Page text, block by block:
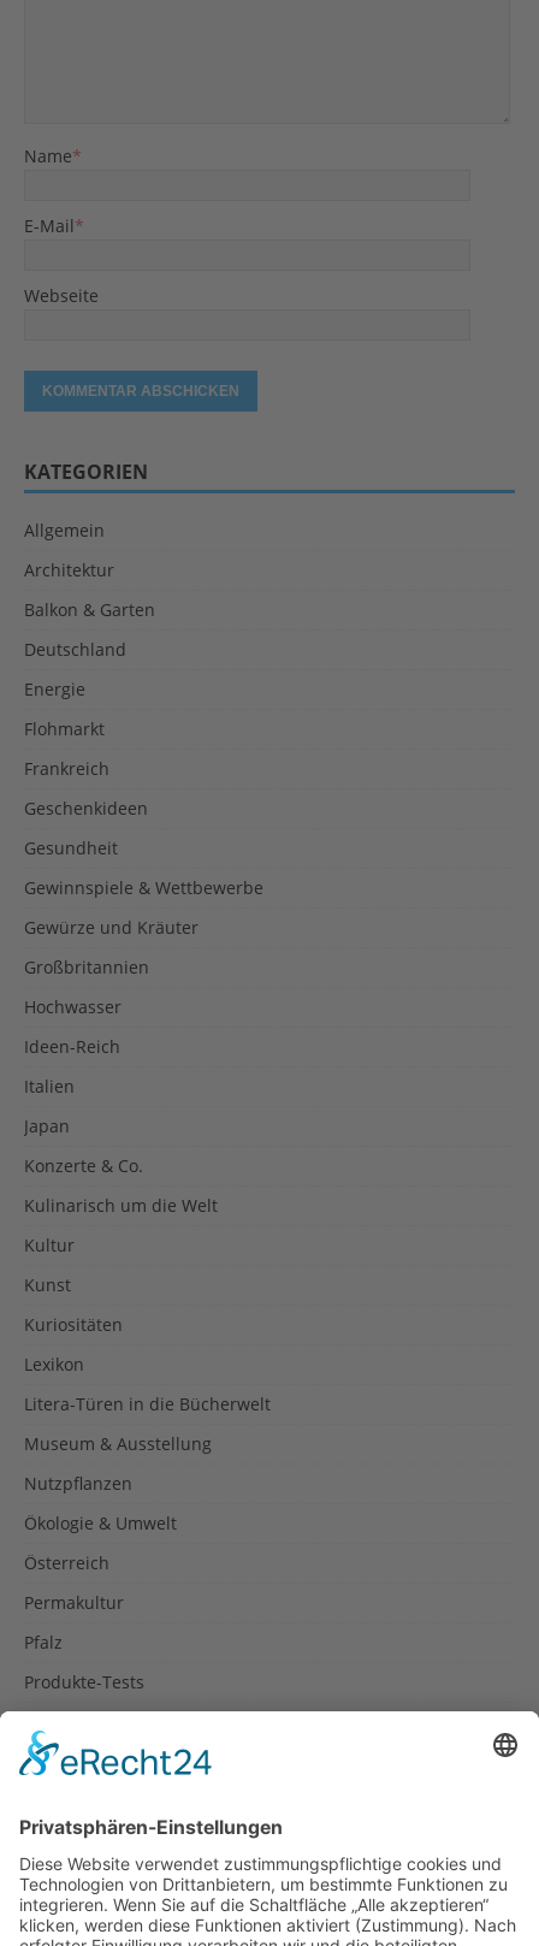
Name*
E-Mail*
Webseite
KATEGORIEN
Allgemein
Architektur
Balkon & Garten
Deutschland
Energie
Flohmarkt
Frankreich
Geschenkideen
Gesundheit
Gewinnspiele & Wettbewerbe
Gewürze und Kräuter
Großbritannien
Hochwasser
Ideen-Reich
Italien
Japan
Konzerte & Co.
Kulinarisch um die Welt
Kultur
Kunst
Kuriositäten
Lexikon
Litera-Türen in die Bücherwelt
Museum & Ausstellung
Nutzpflanzen
Ökologie & Umwelt
Österreich
Permakultur
Pfalz
Produkte-Tests
Rezepte
Spanien
Südtirol
USA